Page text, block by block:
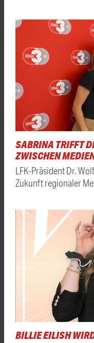
SABRINA TRIFFT
ZWISCHEN
LFK-Präsident Dr.
Zukunft regionaler
BILLIE EILISH